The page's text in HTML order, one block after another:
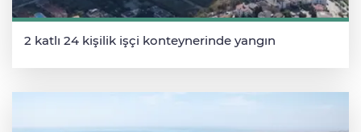
2 katlı 24 kişilik işçi konteynerinde yangın